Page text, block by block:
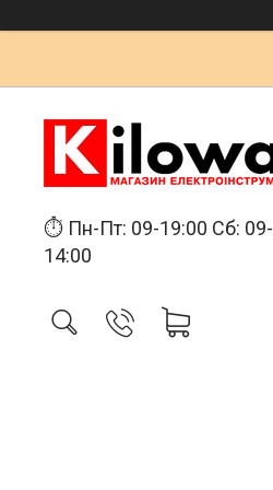
⏱ Пн-Пт: 09-19:00 Сб: 09-
14:00